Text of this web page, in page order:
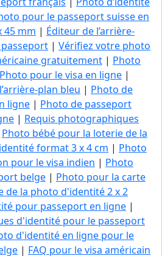
pour le passeport suisse en
45 mm | Éditeur de l’arrière-
| Vérifiez votre photo
gratuitement | Photo
Photo pour le visa en ligne |
plan bleu | Photo de
ligne | Photo de passeport
| Requis photographiques
Photo bébé pour la loterie de la
format 3 x 4 cm | Photo
pour le visa indien | Photo
belge | Photo pour la carte
de la photo d'identité 2 x 2
pour passeport en ligne |
d'identité pour le passeport
d'identité en ligne pour le
| FAQ pour le visa américain